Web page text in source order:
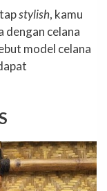
stylish, kamu
dengan celana
model celana